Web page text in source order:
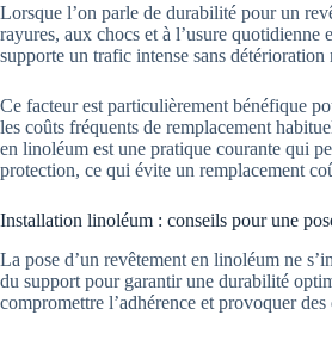
Lorsque l’on parle de durabilité pour un
rayures, aux chocs et à l’usure quotidienne
supporte un trafic intense sans
Ce facteur est particulièrement bénéfique
les coûts fréquents de remplacement
en linoléum est une pratique courante qui
protection, ce qui évite un remplacement
Installation linoléum : conseils pour une
La pose d’un revêtement en linoléum ne
du support pour garantir une durabilité
compromettre l’adhérence et provoquer